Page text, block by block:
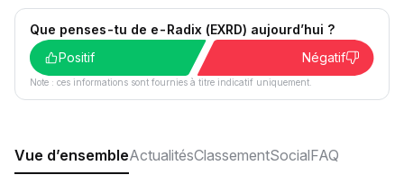
Que penses-tu de e-Radix (EXRD) aujourd’hui ?
Positif
Négatif
Note : ces informations sont fournies à titre indicatif uniquement.
Vue d’ensembleActualitésClassementSocialFAQ